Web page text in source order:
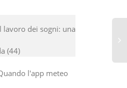
lavoro dei sogni: una
44
l'app meteo